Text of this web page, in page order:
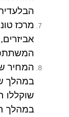
מרכז
במהלך
במהלך